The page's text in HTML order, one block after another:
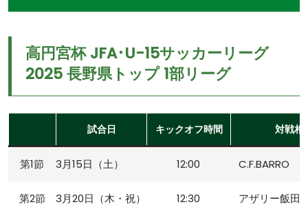
高円宮杯 JFA･U-15サッカーリーグ
2025 長野県トップ 1部リーグ
試合日 キックオフ時間 対戦相
第1節 3月15日（土） 12:00 C.F.BARRO
第2節 3月20日（木・祝） 12:30 アザリー飯田